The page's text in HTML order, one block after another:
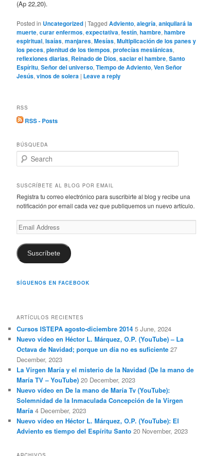
(Ap 22,20).
Posted in Uncategorized |Tagged Adviento,alegría,aniquilará la
muerte,curar enfermos,expectativa,festín,hambre,hambre
espiritual,Isaías,manjares,Mesías,Multiplicación de los panes y
los peces,plenitud de los tiempos,profecías mesiánicas,
reflexiones diarias, Reinado de Dios,saciar el hambre,Santo
Espíritu,Señor del universo,Tiempo de Adviento,Ven Señor
Jesús,vinos de solera | Leave a reply
RSS
RSS - Posts
BÚSQUEDA
e
r
h
SUSCRÍBETE AL BLOG POR EMAIL
Registra tu correo electrónico para suscribirte al blog y recibe una
notificación por email cada vez que publiquemos un nuevo artículo.
Email
Address
Suscríbete
SÍGUENOS EN FACEBOOK
ARTÍCULOS RECIENTES
Cursos ISTEPA agosto-diciembre 2014 5 June, 2024
Nuevo vídeo en Héctor L. Márquez, O.P. (YouTube) – La
Octava de Navidad; porque un día no es suficiente 27
December, 2023
La Virgen María y el misterio de la Navidad (De la mano de
María TV – YouTube) 20 December, 2023
Nuevo vídeo en De la mano de María Tv (YouTube):
Solemnidad de la Inmaculada Concepción de la Virgen
María 4 December, 2023
Nuevo vídeo en Héctor L. Márquez, O.P. (YouTube): El
Adviento es tiempo del Espíritu Santo 20 November, 2023